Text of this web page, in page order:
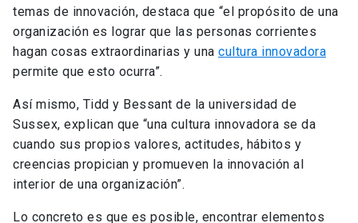
temas de innovación, destaca que “el propósito de una
organización es lograr que las personas corrientes
hagan cosas extraordinarias y una cultura innovadora
permite que esto ocurra”.
Así mismo, Tidd y Bessant de la universidad de
Sussex, explican que “una cultura innovadora se da
cuando sus propios valores, actitudes, hábitos y
creencias propician y promueven la innovación al
interior de una organización”.
Lo concreto es que es posible, encontrar elementos